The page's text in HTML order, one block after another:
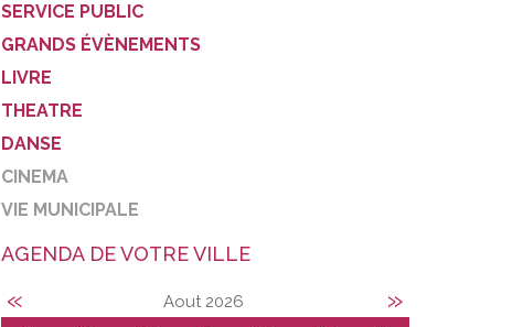
SERVICE PUBLIC
GRANDS ÉVÈNEMENTS
LIVRE
THEATRE
DANSE
CINEMA
VIE MUNICIPALE
AGENDA DE VOTRE VILLE
« Aout 2026 »